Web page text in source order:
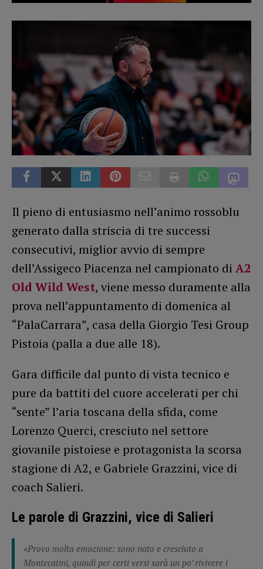
Il pieno di entusiasmo nell’animo rossoblu
generato dalla striscia di tre successi
consecutivi, miglior avvio di sempre
dell’Assigeco Piacenza nel campionato di A2
Old Wild West, viene messo duramente alla
prova nell’appuntamento di domenica al
“PalaCarrara”, casa della Giorgio Tesi Group
Pistoia (palla a due alle 18).
Gara difficile dal punto di vista tecnico e
pure da battiti del cuore accelerati per chi
“sente” l’aria toscana della sfida, come
Lorenzo Querci, cresciuto nel settore
giovanile pistoiese e protagonista la scorsa
stagione di A2, e Gabriele Grazzini, vice di
coach Salieri.
Le parole di Grazzini, vice di Salieri
«Provo molta emozione: sono nato e cresciuto a
Montecatini, quindi per certi versi sarà un po’ rivivere i